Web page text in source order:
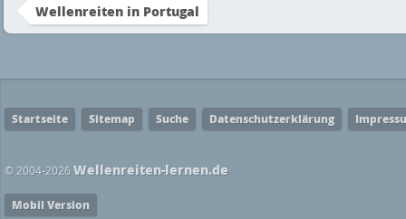
Wellenreiten in Portugal
Startseite Sitemap Suche Datenschutzerklärung
© 2004-2026Wellenreiten-lernen.de
Mobil Version